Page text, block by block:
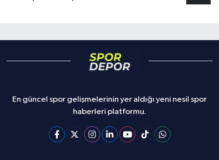
En güncel spor gelişmelerinin yer aldığı yeni nesil spor
haberleri platformu.